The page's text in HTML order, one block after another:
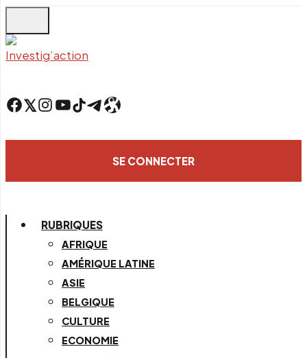
to
main
Facebook Twitter Instagram YouTube TikTok TelegramLien
SE CONNECTER
RUBRIQUES
AFRIQUE
AMÉRIQUE LATINE
ASIE
BELGIQUE
CULTURE
ECONOMIE